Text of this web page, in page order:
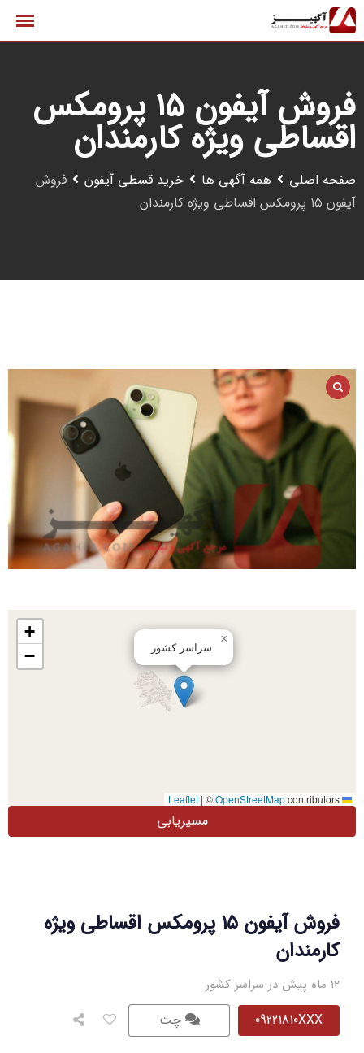
پرش
به
فروش آیفون ۱۵ پرومکس
اقساطی ویژه کارمندان
صفحه اصلی همه آگهی ها خرید قسطی آیفون
فروش
آیفون ۱۵ پرومکس اقساطی ویژه کارمندان
فروش آیفون ۱۵ پرومکس اقساطی ویژه
کارمندان
12 ماه پیش در سراسر کشور
09221810XXX چت
سراسر کشور
×
+
−
| ©OpenStreetMapcontributors
مسیریابی